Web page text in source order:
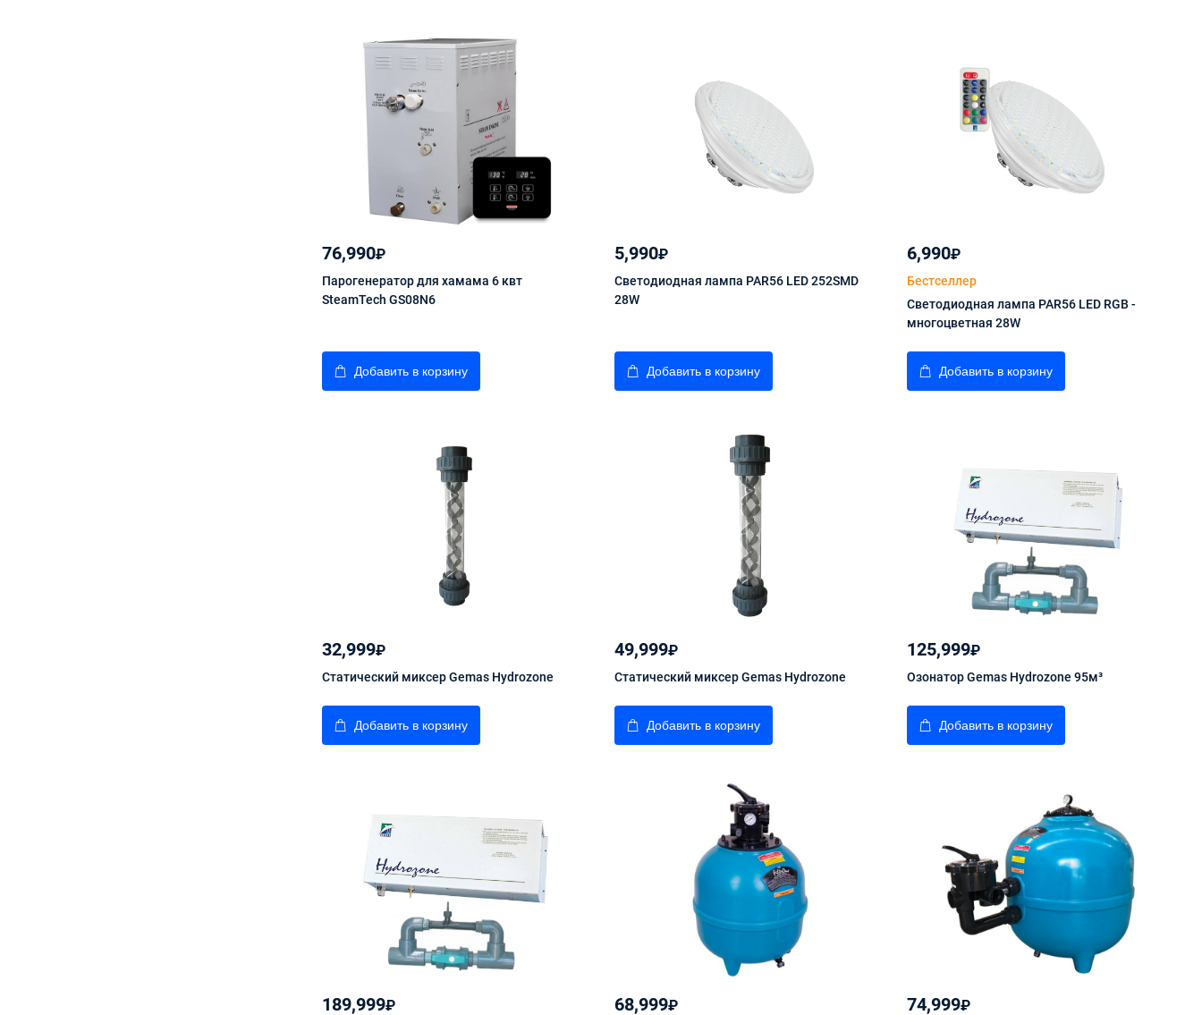
76,990₽
Парогенератор для хамама 6 квт
SteamTech GS08N6
Добавить в корзину
5,990₽
Светодиодная лампа PAR56 LED 252SMD
28W
Добавить в корзину
6,990₽
Бестселлер
Светодиодная лампа PAR56 LED RGB -
многоцветная 28W
Добавить в корзину
32,999₽
Статический миксер Gemas Hydrozone
Добавить в корзину
49,999₽
Статический миксер Gemas Hydrozone
Добавить в корзину
125,999₽
Озонатор Gemas Hydrozone 95м³
Добавить в корзину
189,999₽ 68,999₽ 74,999₽